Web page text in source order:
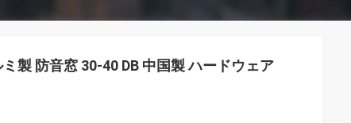
製 防音窓 30-40 DB 中国製 ハードウェア